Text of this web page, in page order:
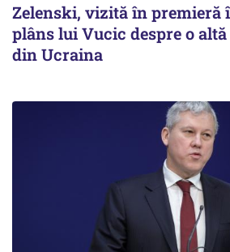
Zelenski, vizită în premieră
plâns lui Vucic despre o
din Ucraina